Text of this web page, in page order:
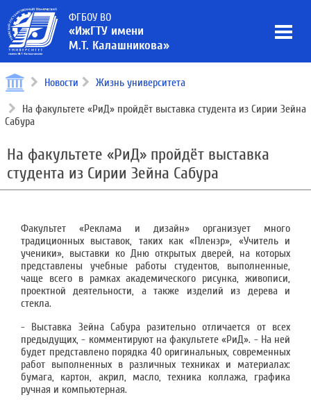
ФГБОУ ВО
«ИжГТУ имени
М.Т. Калашникова»
Новости Жизнь университета
На факультете «РиД» пройдёт выставка студента из Сирии Зейна
Сабура
На факультете «РиД» пройдёт выставка
студента из Сирии Зейна Сабура
Факультет «Реклама и дизайн» организует много
традиционных выставок, таких как «Пленэр», «Учитель и
ученики», выставки ко Дню открытых дверей, на которых
представлены учебные работы студентов, выполненные,
чаще всего в рамках академического рисунка, живописи,
проектной деятельности, а также изделий из дерева и
стекла.
- Выставка Зейна Сабура разительно отличается от всех
предыдущих, - комментируют на факультете «РиД». - На ней
будет представлено порядка 40 оригинальных, современных
работ выполненных в различных техниках и материалах:
бумага, картон, акрил, масло, техника коллажа, графика
ручная и компьютерная.